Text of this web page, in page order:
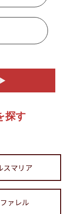
探す
スマリア
ァレル